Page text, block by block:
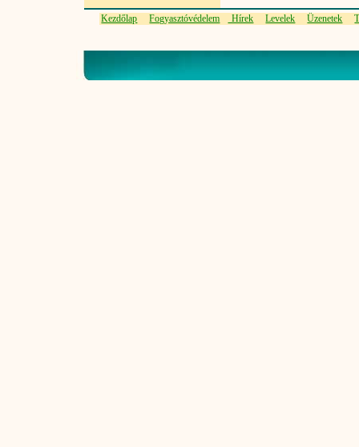
Kezdőlap Fogyasztóvédelem Hírek Levelek Üzenetek